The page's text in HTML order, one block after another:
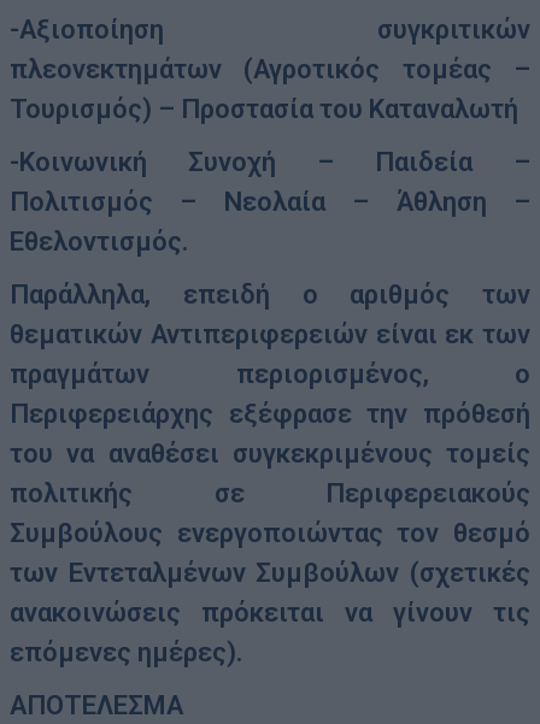
-Αξιοποίηση συγκριτικών
πλεονεκτημάτων (Αγροτικός τομέας –
Τουρισμός) – Προστασία του Καταναλωτή
-Κοινωνική Συνοχή – Παιδεία –
Πολιτισμός – Νεολαία – Άθληση –
Εθελοντισμός.
Παράλληλα, επειδή ο αριθμός των
θεματικών Αντιπεριφερειών είναι εκ των
πραγμάτων περιορισμένος, ο
Περιφερειάρχης εξέφρασε την πρόθεσή
του να αναθέσει συγκεκριμένους τομείς
πολιτικής σε Περιφερειακούς
Συμβούλους ενεργοποιώντας τον θεσμό
των Εντεταλμένων Συμβούλων (σχετικές
ανακοινώσεις πρόκειται να γίνουν τις
επόμενες ημέρες).
ΑΠΟΤΕΛΕΣΜΑ